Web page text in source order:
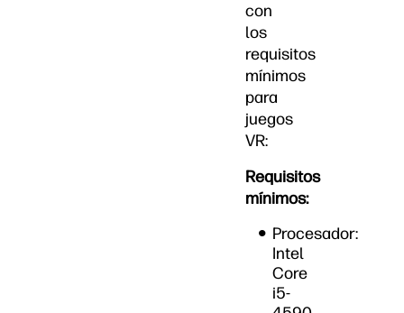
con
los
requisitos
mínimos
para
juegos
VR:
Requisitos
mínimos:
Procesador:
Intel
Core
i5-